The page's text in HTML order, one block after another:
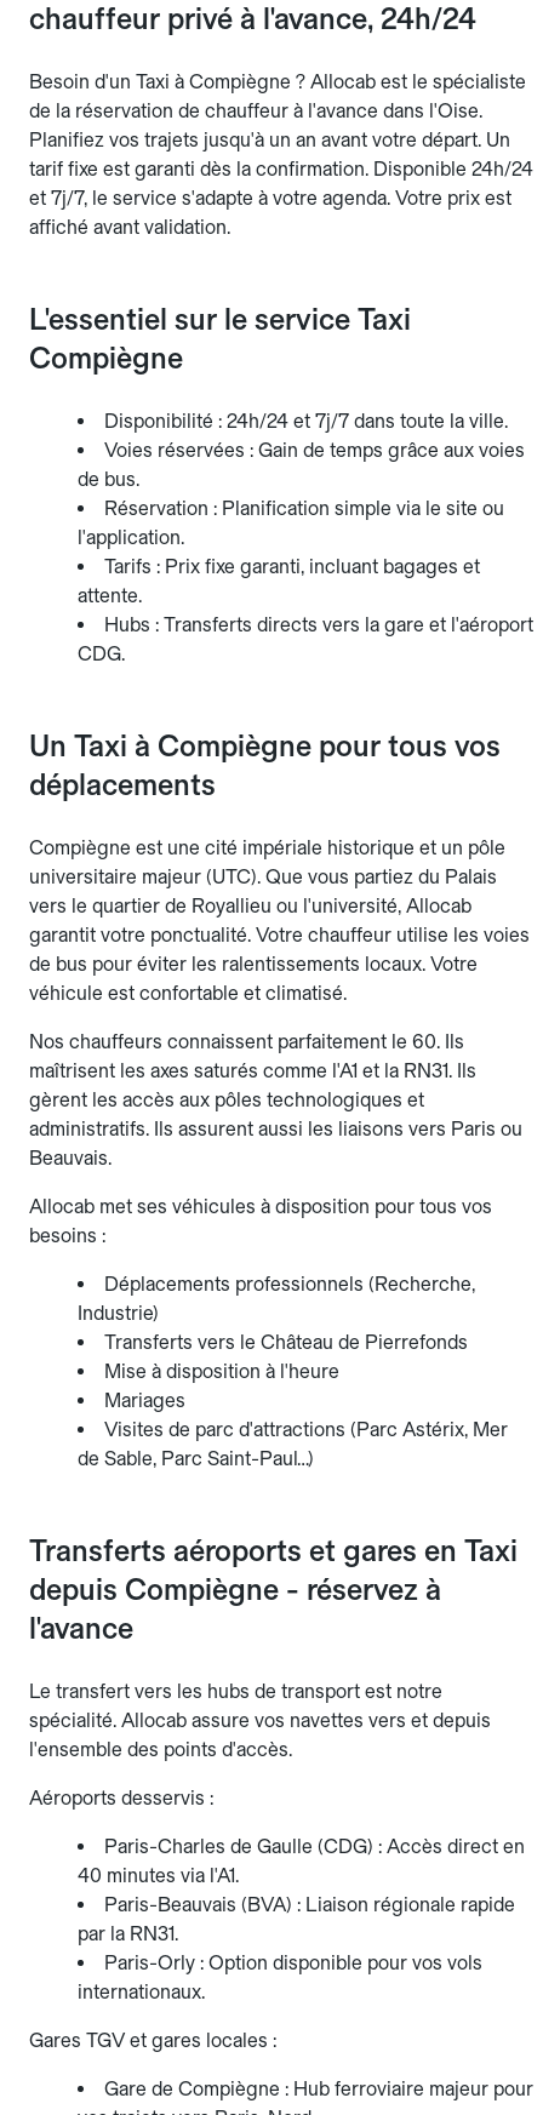
chauffeur privé à l'avance, 24h/24
Besoin d'un Taxi à Compiègne ? Allocab est le spécialiste
de la réservation de chauffeur à l'avance dans l'Oise.
Planifiez vos trajets jusqu'à un an avant votre départ. Un
tarif fixe est garanti dès la confirmation. Disponible 24h/24
et 7j/7, le service s'adapte à votre agenda. Votre prix est
affiché avant validation.
L'essentiel sur le service Taxi
Compiègne
Disponibilité : 24h/24 et 7j/7 dans toute la ville.
Voies réservées : Gain de temps grâce aux voies
de bus.
Réservation : Planification simple via le site ou
l'application.
Tarifs : Prix fixe garanti, incluant bagages et
attente.
Hubs : Transferts directs vers la gare et l'aéroport
CDG.
Un Taxi à Compiègne pour tous vos
déplacements
Compiègne est une cité impériale historique et un pôle
universitaire majeur (UTC). Que vous partiez du Palais
vers le quartier de Royallieu ou l'université, Allocab
garantit votre ponctualité. Votre chauffeur utilise les voies
de bus pour éviter les ralentissements locaux. Votre
véhicule est confortable et climatisé.
Nos chauffeurs connaissent parfaitement le 60. Ils
maîtrisent les axes saturés comme l'A1 et la RN31. Ils
gèrent les accès aux pôles technologiques et
administratifs. Ils assurent aussi les liaisons vers Paris ou
Beauvais.
Allocab met ses véhicules à disposition pour tous vos
besoins :
Déplacements professionnels (Recherche,
Industrie)
Transferts vers le Château de Pierrefonds
Mise à disposition à l'heure
Mariages
Visites de parc d'attractions (Parc Astérix, Mer
de Sable, Parc Saint-Paul…)
Transferts aéroports et gares en Taxi
depuis Compiègne - réservez à
l'avance
Le transfert vers les hubs de transport est notre
spécialité. Allocab assure vos navettes vers et depuis
l'ensemble des points d'accès.
Aéroports desservis :
Paris-Charles de Gaulle (CDG) : Accès direct en
40 minutes via l'A1.
Paris-Beauvais (BVA) : Liaison régionale rapide
par la RN31.
Paris-Orly : Option disponible pour vos vols
internationaux.
Gares TGV et gares locales :
Gare de Compiègne : Hub ferroviaire majeur pour